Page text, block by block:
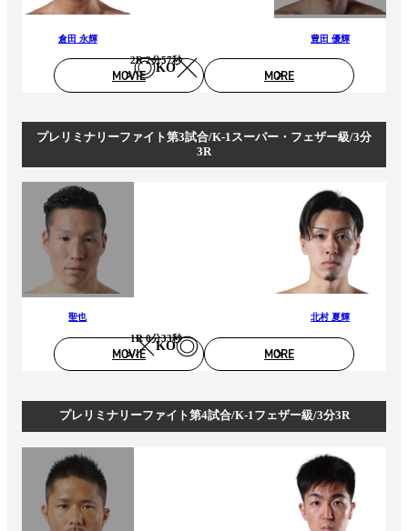
倉田 永輝
KO
2R 2分57秒
豊田 優輝
MOVIE MORE
プレリミナリーファイト第3試合/K-1スーパー・フェザー級/3分
3R
聖也
KO
1R 0分33秒
北村 夏輝
MOVIE MORE
プレリミナリーファイト第4試合/K-1フェザー級/3分3R